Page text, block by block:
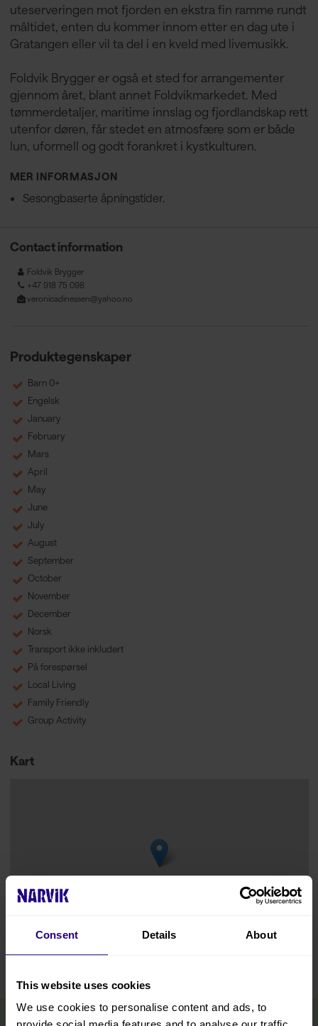
Consent Details About
This website uses cookies
We use cookies to personalise content and ads, to
uteserveringen mot fjorden en ekstra fin ramme rundt
måltidet, enten du kommer innom etter en dag ute i
Gratangen eller vil ta del i en kveld med livemusikk.
Foldvik Brygger er også et sted for arrangementer
gjennom året, blant annet Foldvikmarkedet. Med
tømmerdetaljer, maritime innslag og fjordlandskap rett
utenfor døren, får stedet en atmosfære som er både
lun, uformell og godt forankret i kystkulturen.
MER INFORMASJON
Sesongbaserte åpningstider.
Contact information
Foldvik Brygger
+47 918 75 098
veronicadinessen@yahoo.no
Produktegenskaper
Barn 0+
Engelsk
January
February
Mars
April
May
June
July
August
September
October
November
December
Norsk
Transport ikke inkludert
På forespørsel
Local Living
Family Friendly
Group Activity
Kart